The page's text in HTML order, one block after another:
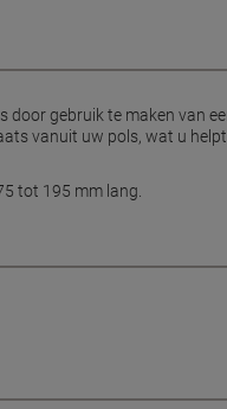
gebruik te maken van
vanuit uw pols, wat u
tot 195 mm lang.